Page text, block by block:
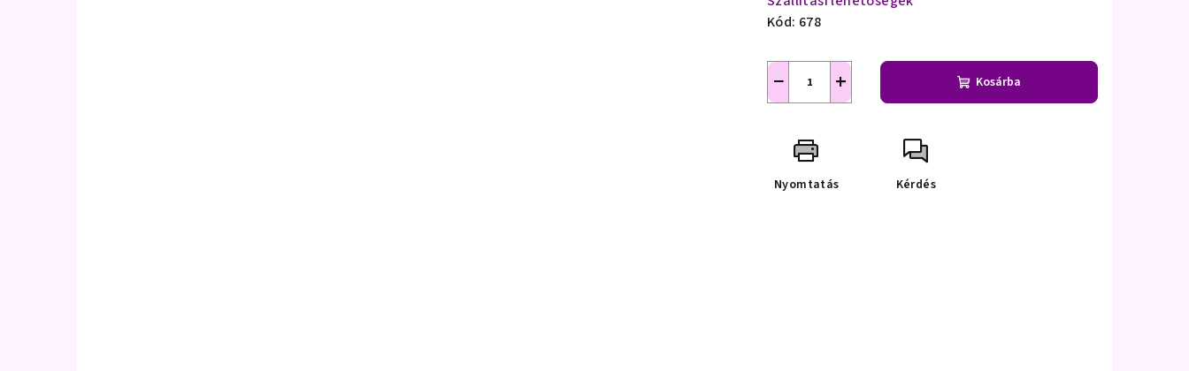
Kód: 678
+
− Kosárba
Nyomtatás Kérdés